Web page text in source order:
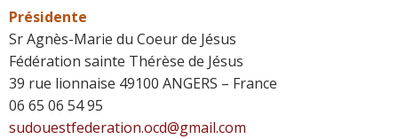
Présidente
Sr Agnès-Marie du Coeur de Jésus
Fédération sainte Thérèse de Jésus
39 rue lionnaise 49100 ANGERS – France
06 65 06 54 95
sudouestfederation.ocd@gmail.com